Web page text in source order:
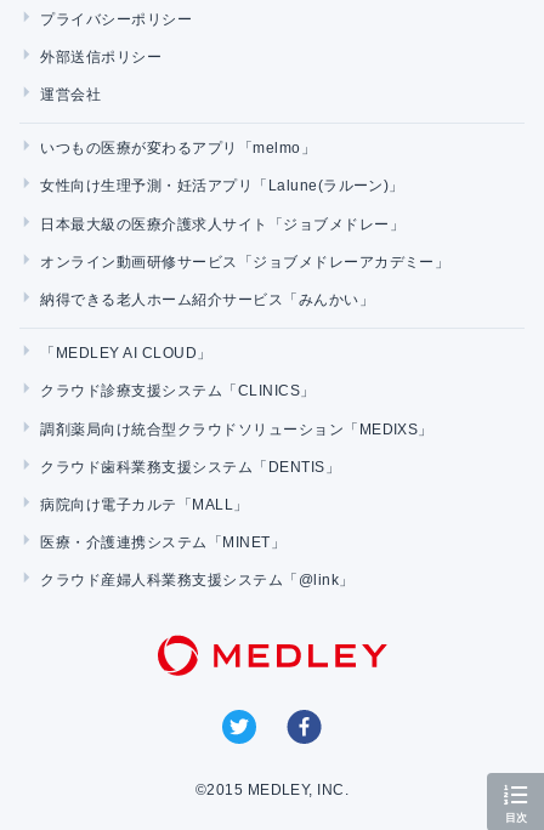
プライバシーポリシー
外部送信ポリシー
運営会社
いつもの医療が変わるアプリ「melmo」
女性向け生理予測・妊活アプリ「Lalune(ラルーン)」
日本最大級の医療介護求人サイト「ジョブメドレー」
オンライン動画研修サービス「ジョブメドレーアカデミー」
納得できる老人ホーム紹介サービス「みんかい」
「MEDLEY AI CLOUD」
クラウド診療支援システム「CLINICS」
調剤薬局向け統合型クラウドソリューション「MEDIXS」
クラウド歯科業務支援システム「DENTIS」
病院向け電子カルテ「MALL」
医療・介護連携システム「MINET」
クラウド産婦人科業務支援システム「@link」
©2015 MEDLEY, INC.
目次